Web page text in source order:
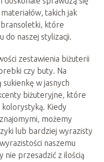
takich jak
które
naszej stylizacji.
zestawienia biżuterii
czy buty. Na
sukienkę w jasnych
biżuteryjne, które
Kiedy
możemy
lub bardziej wyrazisty
naszemu
nie przesadzić z ilością